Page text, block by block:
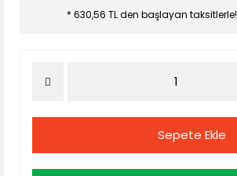
* 630,56 TL den başlayan taksitlerle!
Sepete Ekle